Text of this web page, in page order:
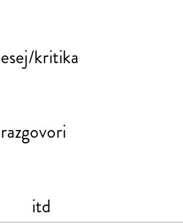
esej/kritika
razgovori
itd